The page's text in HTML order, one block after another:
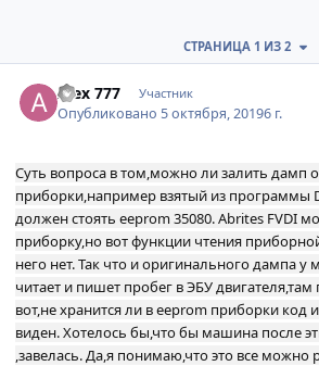
СТРАНИЦА 1 ИЗ 2
Alex 777 Участник
Опубликовано 5 октября, 20196 г.
Суть вопроса в том,можно ли залить дамп
приборки,например взятый из программы
должен стоять eeprom 35080. Abrites FVDI
приборку,но вот функции чтения
него нет. Так что и оригинального дампа у
читает и пишет пробег в ЭБУ
вот,не хранится ли в еeprom приборки код
виден. Хотелось бы,что бы машина после
,завелась. Да,я понимаю,что это все можно